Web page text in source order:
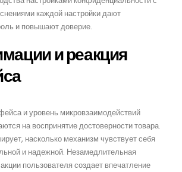
каждой настройки дают
и повышают доверие.
и реакция
и уровень микровзаимодействий
на воспринятие достоверности товара.
насколько механизм чувствует себя
и надежной. Незамедлительная
пользователя создает впечатление